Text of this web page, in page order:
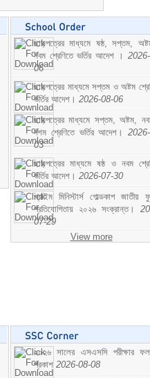
ছাড়পত্রের মাধ্যমে ষষ্ঠ, সপ্তম,
নবম শ্রেণিতে ভর্তির আদেশ ।
06
ছাড়পত্রের মাধ্যমে সপ্তম ও অষ্টম
ভর্তির আদেশ। 2026-08-06
ছাড়পত্রের মাধ্যমে সপ্তম, অষ্টম,
দশম শ্রেণিতে ভর্তির আদেশ।
03
ছাড়পত্রের মাধ্যমে ষষ্ঠ ও নবম
ভর্তির আদেশ। 2026-07-30
প্রাইম মিনিস্টার্স গোল্ডকাপ জাতীয়
প্রতিযোগিতায় ২০২৬ সংক্রান্ত।
07-29
View more
২০২৬ সালের এসএসসি পরীক্ষার
প্রকাশ 2026-08-08